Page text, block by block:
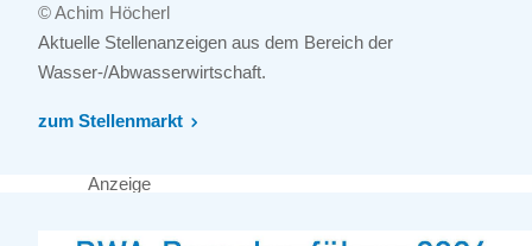
© Achim Höcherl
Aktuelle Stellenanzeigen aus dem Bereich der
Wasser-/Abwasserwirtschaft.
zum Stellenmarkt
Anzeige